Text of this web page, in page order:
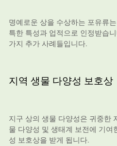
명예로운 상을 수상하는 포유류
특한 특성과 업적으로 인정받습
가지 추가 사례들입니다.
지역 생물 다양성 보호상
지구 상의 생물 다양성은 귀중한
물 다양성 및 생태계 보전에 기
성 보호상을 받게 됩니다.